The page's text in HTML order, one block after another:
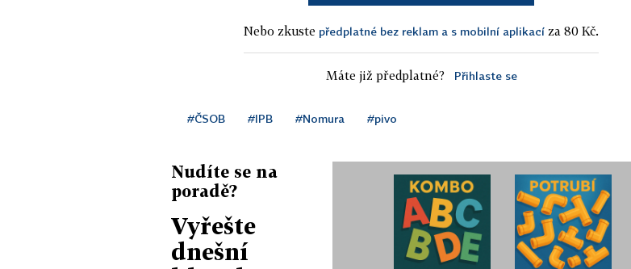
Nebo zkuste předplatné bez reklam a s mobilní aplikací za 80 Kč.
Máte již předplatné? Přihlaste se
#ČSOB #IPB #Nomura #pivo
Nudíte se na
poradě?
Vyřešte
dnešní